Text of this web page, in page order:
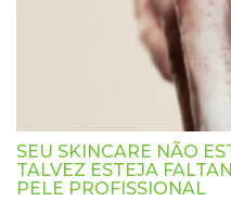
SEU SKINCARE NÃO
TALVEZ ESTEJA
PELE PROFISSIONAL